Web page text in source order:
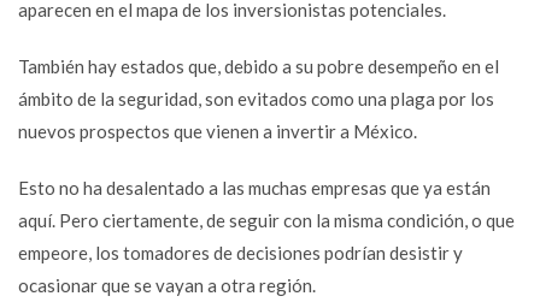
aparecen en el mapa de los inversionistas potenciales.
También hay estados que, debido a su pobre desempeño en el
ámbito de la seguridad, son evitados como una plaga por los
nuevos prospectos que vienen a invertir a México.
Esto no ha desalentado a las muchas empresas que ya están
aquí. Pero ciertamente, de seguir con la misma condición, o que
empeore, los tomadores de decisiones podrían desistir y
ocasionar que se vayan a otra región.